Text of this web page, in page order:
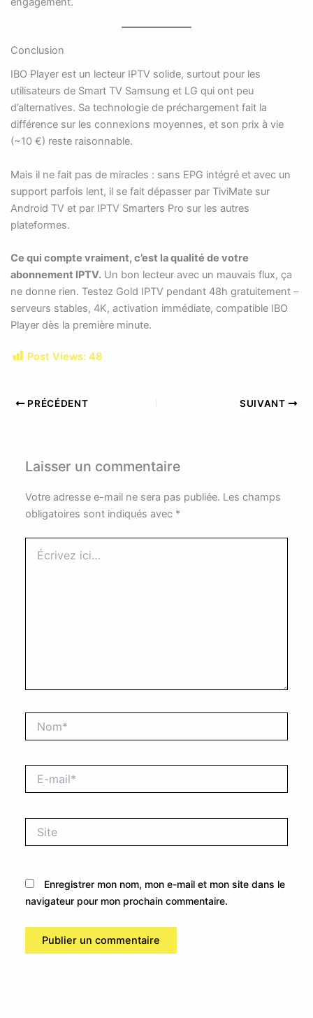
Conclusion
IBO Player est un lecteur IPTV solide, surtout pour les
utilisateurs de Smart TV Samsung et LG qui ont peu
d’alternatives. Sa technologie de préchargement fait la
différence sur les connexions moyennes, et son prix à vie
(~10 €) reste raisonnable.
Mais il ne fait pas de miracles : sans EPG intégré et avec un
support parfois lent, il se fait dépasser par TiviMate sur
Android TV et par IPTV Smarters Pro sur les autres
plateformes.
Ce qui compte vraiment, c’est la qualité de votre
abonnement IPTV.Un bon lecteur avec un mauvais flux, ça
ne donne rien. Testez Gold IPTV pendant 48h gratuitement –
serveurs stables, 4K, activation immédiate, compatible IBO
Player dès la première minute.
Post Views: 48
PRÉCÉDENT SUIVANT
Laisser un commentaire
Votre adresse e-mail ne sera pas publiée. Les champs
obligatoires sont indiqués avec *
ici…
mail*
Enregistrer mon nom, mon e-mail et mon site dans le
navigateur pour mon prochain commentaire.